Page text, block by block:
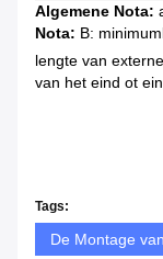
Algemene Nota:
Nota: B:
lengte van
van het eind ot
Tags:
De Montage